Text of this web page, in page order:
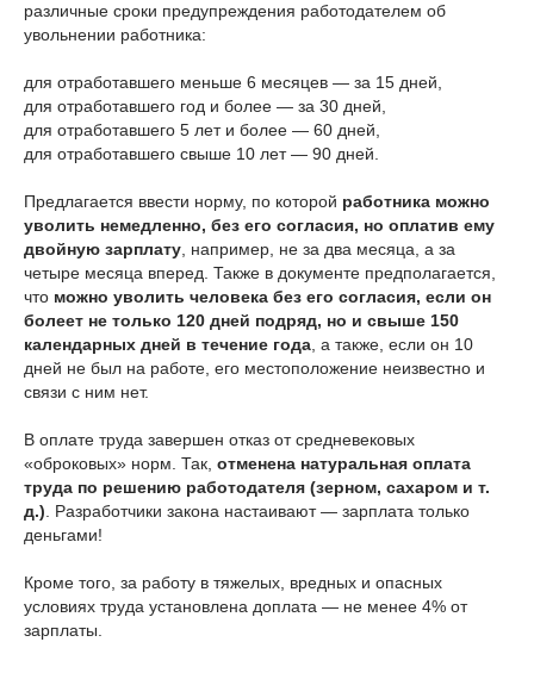
различные сроки предупреждения работодателем об
увольнении работника:
для отработавшего меньше 6 месяцев — за 15 дней,
для отработавшего год и более — за 30 дней,
для отработавшего 5 лет и более — 60 дней,
для отработавшего свыше 10 лет — 90 дней.
Предлагается ввести норму, по которой работника можно
уволить немедленно, без его согласия, но оплатив ему
двойную зарплату , например, не за два месяца, а за
четыре месяца вперед. Также в документе предполагается,
что можно уволить человека без его согласия, если он
болеет не только 120 дней подряд, но и свыше 150
календарных дней в течение года , а также, если он 10
дней не был на работе, его местоположение неизвестно и
связи с ним нет.
В оплате труда завершен отказ от средневековых
«оброковых» норм. Так, отменена натуральная оплата
труда по решению работодателя (зерном, сахаром и т.
д.) . Разработчики закона настаивают — зарплата только
деньгами!
Кроме того, за работу в тяжелых, вредных и опасных
условиях труда установлена доплата — не менее 4% от
зарплаты.